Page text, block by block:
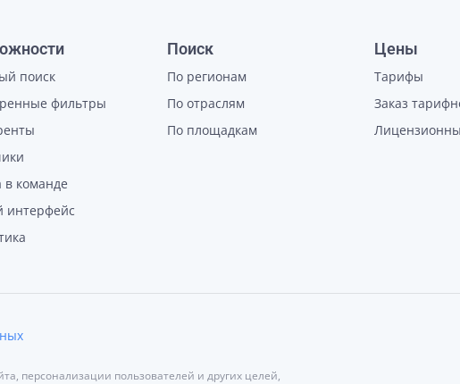
поиск
фильтры
в команде
интерфейс
Поиск
По регионам
По отраслям
По площадкам
Цены
Тарифы
Заказ
персонализации пользователей и других целей,